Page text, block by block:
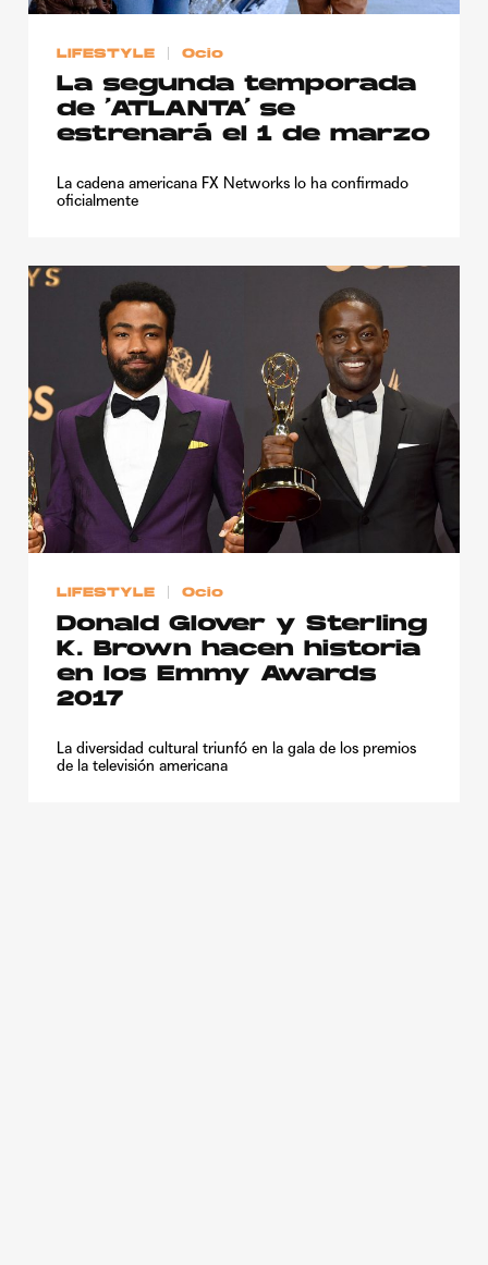
LIFESTYLE Ocio
La segunda temporada
de ‘ATLANTA’ se
estrenará el 1 de marzo
La cadena americana FX Networks lo ha confirmado
oficialmente
LIFESTYLE Ocio
Donald Glover y Sterling
K. Brown hacen historia
en los Emmy Awards
2017
La diversidad cultural triunfó en la gala de los premios
de la televisión americana